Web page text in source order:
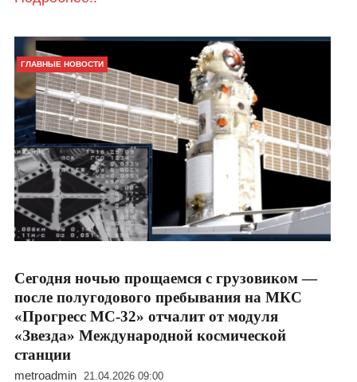
ГЛАВНЫЕ НОВОСТИ
Сегодня ночью прощаемся с грузовиком —
после полугодового пребывания на МКС
«Прогресс МС-32» отчалит от модуля
«Звезда» Международной космической
станции
metroadmin 21.04.2026 09:00